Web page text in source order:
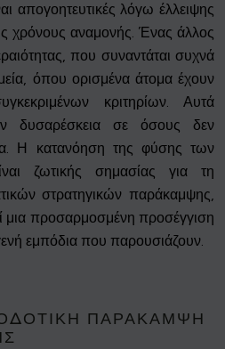
απογοητευτικές λόγω έλλειψης
χρόνους αναμονής. Ένας άλλος
που συναντάται συχνά
όπου ορισμένα άτομα έχουν
κριτηρίων. Αυτά
δυσαρέσκεια σε όσους δεν
Η κατανόηση της φύσης των
ζωτικής σημασίας για τη
στρατηγικών παράκαμψης,
μια προσαρμοσμένη προσέγγιση
εμπόδια που παρουσιάζουν.
ΠΑΡΆΚΑΜΨΗ